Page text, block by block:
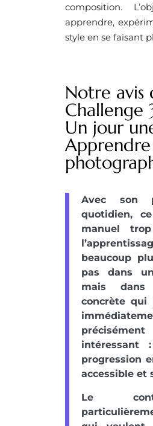
composition.
apprendre,
style en se faisant
Notre avis
Challenge
Un jour
Avec son
quotidien,
manuel
beaucoup
pas dans
mais dans
concrète qui
intéressant
progression
accessible et
Le